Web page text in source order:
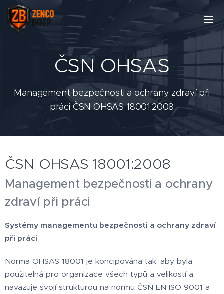
ČSN OHSAS
Management bezpečnosti a ochrany zdraví při
práci ČSN OHSAS 18001:2008
ČSN OHSAS 18001:2008
Management bezpečnosti a ochrany
zdraví při práci
Systémy managementu bezpečnosti a ochrany zdraví
při práci
Norma OHSAS 18001 je koncipována tak, aby byla
použitelná pro organizace všech typů a velikostí a
navazuje svojí strukturou na normu ČSN EN ISO 9001 a